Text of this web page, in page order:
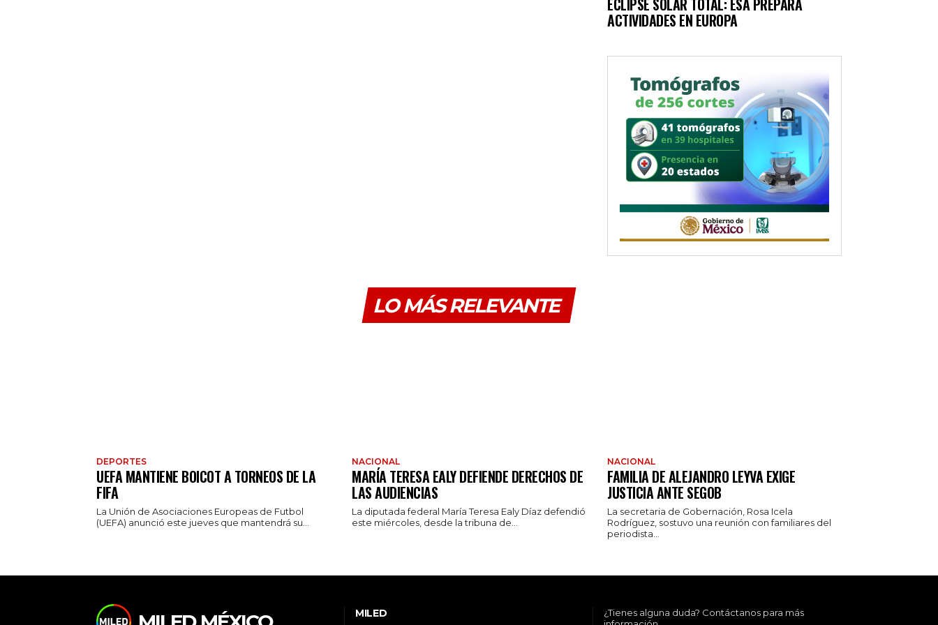
ECLIPSE SOLAR TOTAL: ESA PREPARA
ACTIVIDADES EN EUROPA
LO MÁS RELEVANTE
DEPORTES
UEFA MANTIENE BOICOT A TORNEOS DE LA
FIFA
La Unión de Asociaciones Europeas de Futbol
(UEFA) anunció este jueves que mantendrá su...
NACIONAL
MARÍA TERESA EALY DEFIENDE DERECHOS DE
LAS AUDIENCIAS
La diputada federal María Teresa Ealy Díaz defendió
este miércoles, desde la tribuna de...
NACIONAL
FAMILIA DE ALEJANDRO LEYVA EXIGE
JUSTICIA ANTE SEGOB
La secretaria de Gobernación, Rosa Icela
Rodríguez, sostuvo una reunión con familiares del
periodista...
MILED
¿Tienes alguna duda? Contáctanos para más